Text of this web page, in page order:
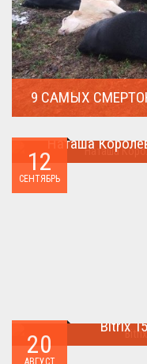
9 САМЫХ
12
СЕНТЯБРЬ
Наташа
20
АВГУСТ
Bitrix